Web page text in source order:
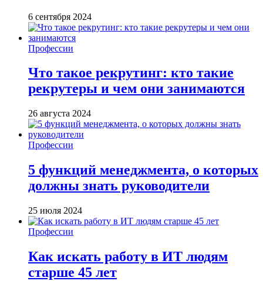
6 сентября 2024
Профессии
Что такое рекрутинг: кто такие
рекрутеры и чем они занимаются
26 августа 2024
Профессии
5 функций менеджмента, о которых
должны знать руководители
25 июля 2024
Профессии
Как искать работу в ИТ людям
старше 45 лет